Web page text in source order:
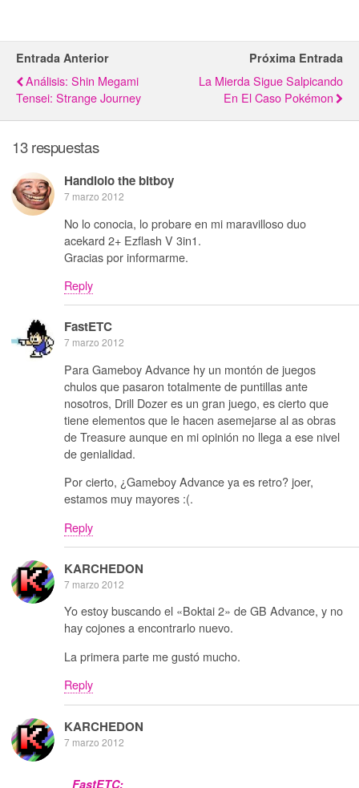
Entrada Anterior
Análisis: Shin Megami
Tensei: Strange Journey
Próxima Entrada
La Mierda Sigue Salpicando
En El Caso Pokémon
13 respuestas
Handlolo the bitboy
7 marzo 2012
No lo conocia, lo probare en mi maravilloso duo
acekard 2+ Ezflash V 3in1.
Gracias por informarme.
Reply
FastETC
7 marzo 2012
Para Gameboy Advance hy un montón de juegos
chulos que pasaron totalmente de puntillas ante
nosotros, Drill Dozer es un gran juego, es cierto que
tiene elementos que le hacen asemejarse al as obras
de Treasure aunque en mi opinión no llega a ese nivel
de genialidad.
Por cierto, ¿Gameboy Advance ya es retro? joer,
estamos muy mayores :(.
Reply
KARCHEDON
7 marzo 2012
Yo estoy buscando el «Boktai 2» de GB Advance, y no
hay cojones a encontrarlo nuevo.
La primera parte me gustó mucho.
Reply
KARCHEDON
7 marzo 2012
FastETC: